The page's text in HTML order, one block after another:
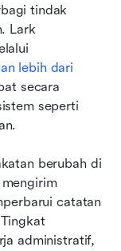
tindak
Lark
lebih dari
secara
seperti
berubah di
catatan
administratif,